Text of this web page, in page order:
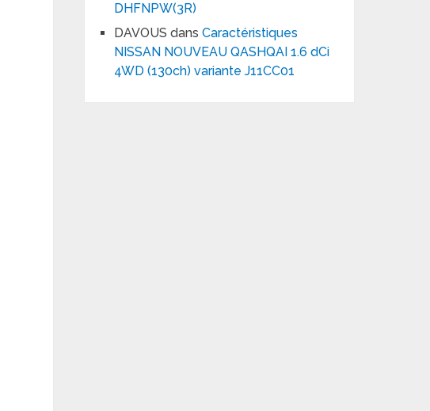
DHFNPW(3R)
DAVOUS dansCaractéristiques
NISSAN NOUVEAU QASHQAI 1.6 dCi
4WD (130ch) variante J11CC01